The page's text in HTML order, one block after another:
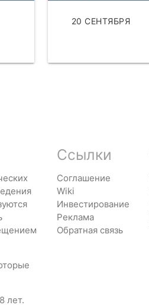
20 СЕНТЯБРЯ
лет.
Ссылки
Соглашение
Wiki
Инвестирование
Реклама
Обратная связь